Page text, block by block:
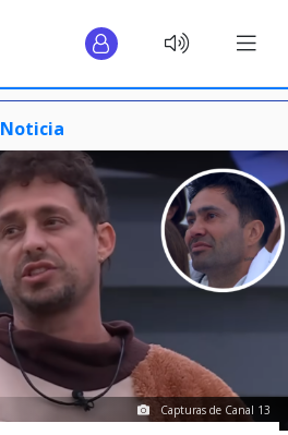
Noticia
Capturas de Canal 13